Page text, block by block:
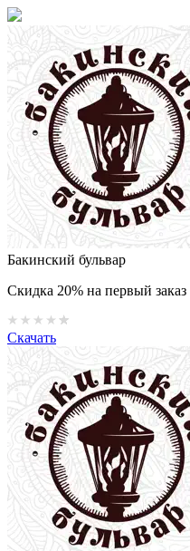
Бакинский бульвар
Скидка 20% на первый
Скачать